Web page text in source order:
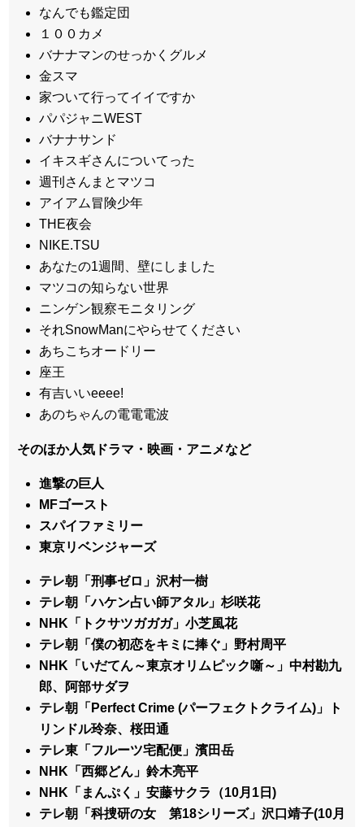
なんでも鑑定団
１００カメ
バナナマンのせっかくグルメ
金スマ
家ついて行ってイイですか
パパジャニWEST
バナナサンド
イキスギさんについてった
週刊さんまとマツコ
アイアム冒険少年
THE夜会
NIKE.TSU
あなたの1週間、壁にしました
マツコの知らない世界
ニンゲン観察モニタリング
それSnowManにやらせてください
あちこちオードリー
座王
有吉いいeeee!
あのちゃんの電電電波
そのほか人気ドラマ・映画・アニメなど
進撃の巨人
MFゴースト
スパイファミリー
東京リベンジャーズ
テレ朝「刑事ゼロ」沢村一樹
テレ朝「ハケン占い師アタル」杉咲花
NHK「トクサツガガガ」小芝風花
テレ朝「僕の初恋をキミに捧ぐ」野村周平
NHK「いだてん～東京オリムピック噺～」中村勘九
郎、阿部サダヲ
テレ朝「Perfect Crime (パーフェクトクライム)」ト
リンドル玲奈、桜田通
テレ東「フルーツ宅配便」濱田岳
NHK「西郷どん」鈴木亮平
NHK「まんぷく」安藤サクラ（10月1日)
テレ朝「科捜研の女 第18シリーズ」沢口靖子(10月